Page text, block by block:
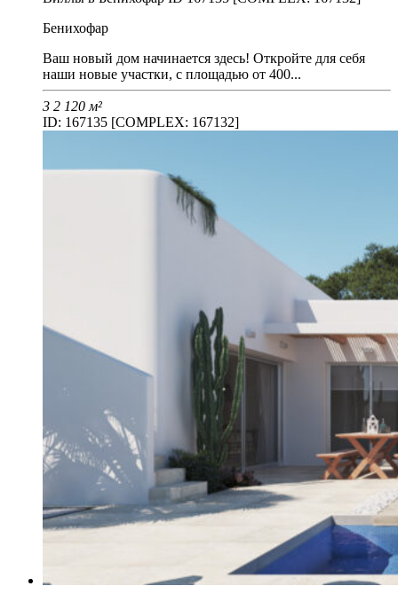
Бенихофар
Ваш новый дом начинается здесь! Откройте для себя
наши новые участки, с площадью от 400...
3 2 120 м²
ID: 167135 [COMPLEX: 167132]